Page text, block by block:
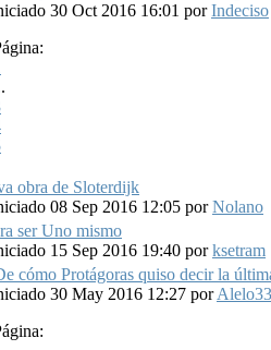
30 Oct 2016 16:01 porIndeciso
obra de Sloterdijk
08 Sep 2016 12:05 porNolano
ser Uno mismo
15 Sep 2016 19:40 porksetram
cómo Protágoras quiso decir la
30 May 2016 12:27 por